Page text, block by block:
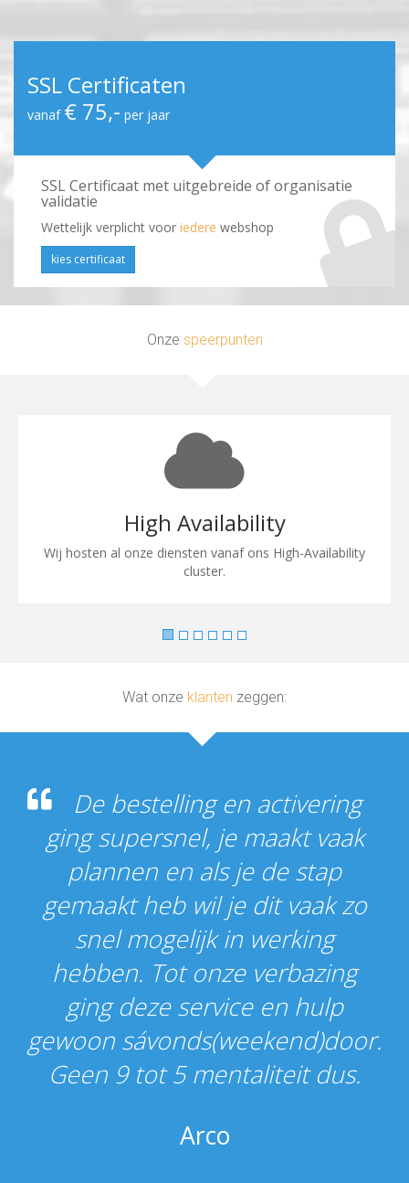
SSL Certificaten
vanaf € 75,- per jaar
SSL Certificaat met uitgebreide of organisatie
validatie
Wettelijk verplicht voor iedere webshop
kies certificaat
Onze speerpunten
High Availability
Wij hosten al onze diensten vanaf ons High-Availability
cluster.
Wat onze klanten zeggen:
De bestelling en activering
ging supersnel, je maakt vaak
plannen en als je de stap
gemaakt heb wil je dit vaak zo
snel mogelijk in werking
hebben. Tot onze verbazing
ging deze service en hulp
gewoon sávonds(weekend)door.
Geen 9 tot 5 mentaliteit dus.
Arco